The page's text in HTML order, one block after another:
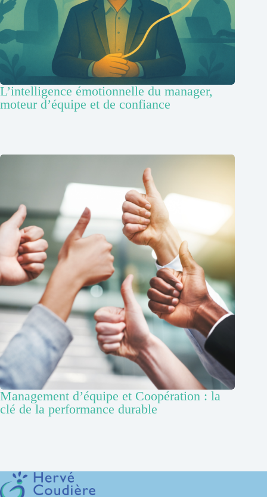
L’intelligence émotionnelle du manager,
moteur d’équipe et de confiance
Management d’équipe et Coopération : la
clé de la performance durable